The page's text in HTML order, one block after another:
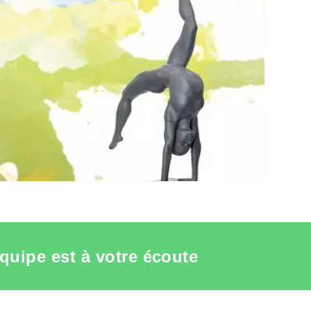
VOIR LA FICHE ACCESSOIRES MANNEQUINS
est à votre écoute